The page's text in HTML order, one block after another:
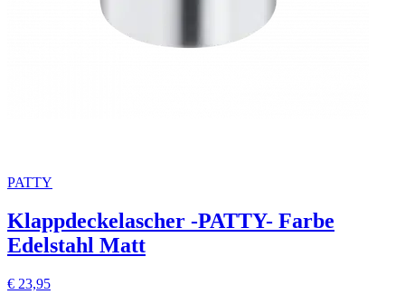
PATTY
Klappdeckelascher -PATTY- Farbe
Edelstahl Matt
€ 23,95